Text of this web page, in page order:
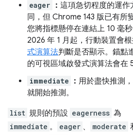
eager ： 這項急切程度的運作
同，但 Chrome 143 版已有所
您將指標懸停在連結上 10 毫
2026 年 1 月起，行動裝置會
式演算法判斷是否顯示。錨點
的可視區域啟發式演算法會在
immediate ： 用於盡快推測
就開始推測。
list 規則的預設 eagerness 為
immediate 。 eager 、 moderate